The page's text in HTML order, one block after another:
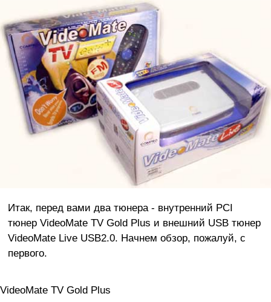
Итак, перед вами два тюнера - внутренний PCI
тюнер VideoMate TV Gold Plus и внешний USB тюнер
VideoMate Live USB2.0. Начнем обзор, пожалуй, с
первого.
VideoMate TV Gold Plus